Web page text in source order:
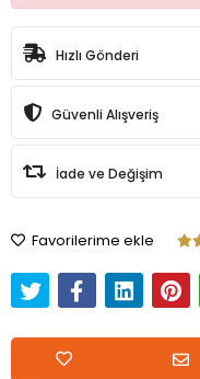
Hızlı Gönderi
Güvenli Alışveriş
İade ve Değişim
Favorilerime ekle